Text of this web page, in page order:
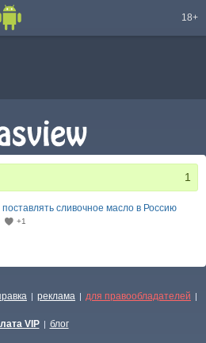
18+
1
сливочное масло в Россию
+1
| реклама | для правообладателей |
VIP | блог